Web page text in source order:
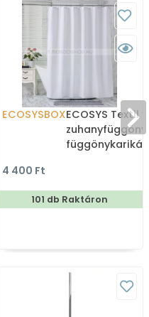
tartály
WC
ECOSYSBOXECOSYS Textil
zuhanyfüggöny
4 400 Ft
101 db Raktáron